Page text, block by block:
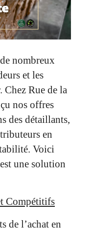
nombreux
et les
Chez Rue de la
nos offres
des détaillants,
en
Voici
une solution
Compétitifs
de l’achat en